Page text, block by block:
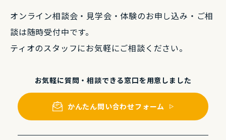
オンライン相談会・⾒学会・体験のお申し込み・ ご相
談は随時受付中です。
ティオのスタッフにお気軽にご相談ください。
お気軽に質問・相談できる窓⼝を⽤意しました
かんたん問い合わせフォーム